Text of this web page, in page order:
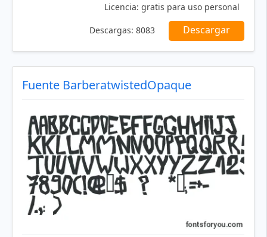
Licencia: gratis para uso personal
Descargas: 8083 Descargar
Fuente BarberatwistedOpaque